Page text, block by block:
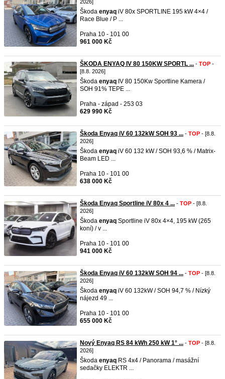
2026]
Škoda enyaq iV 80x SPORTLINE 195 kW 4×4 /
Race Blue / P ...
Praha 10 - 101 00
961 000 Kč
ŠKODA ENYAQ IV 80 150KW SPORTL ... - TOP -
[8.8. 2026]
Škoda enyaq IV 80 150Kw Sportline Kamera /
SOH 91% TEPE ...
Praha - západ - 253 03
629 990 Kč
Škoda Enyaq iV 60 132kW SOH 93 ... - TOP - [8.8.
2026]
Škoda enyaq iV 60 132 kW / SOH 93,6 % / Matrix-
Beam LED ...
Praha 10 - 101 00
638 000 Kč
Škoda Enyaq Sportline iV 80x 4 ... - TOP - [8.8.
2026]
Škoda enyaq Sportline iV 80x 4×4, 195 kW (265
koní) / v ...
Praha 10 - 101 00
941 000 Kč
Škoda Enyaq iV 60 132kW SOH 94 ... - TOP - [8.8.
2026]
Škoda enyaq iV 60 132kW / SOH 94,7 % / Nízký
nájezd 49 ...
Praha 10 - 101 00
655 000 Kč
Nový Enyaq RS 84 kWh 250 kW 1° ... - TOP - [8.8.
2026]
Škoda enyaq RS 4x4 / Panorama / masážní
sedačky ELEKTR ...